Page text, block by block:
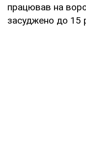
працював на
засуджено до 15